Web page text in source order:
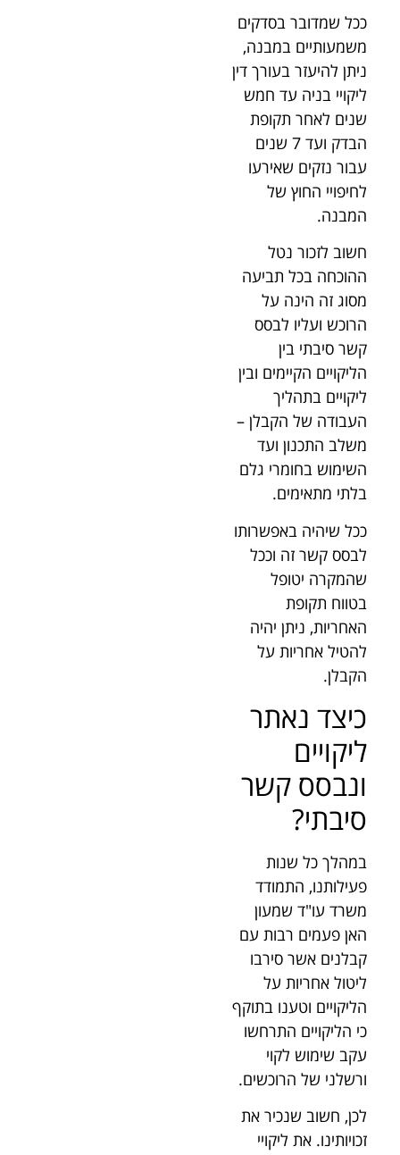
ככל שמדובר בסדקים
משמעותיים במבנה,
ניתן להיעזר בעורך דין
ליקויי בניה עד חמש
שנים לאחר תקופת
הבדק ועד 7 שנים
עבור נזקים שאירעו
לחיפויי החוץ של
המבנה.
חשוב לזכור נטל
ההוכחה בכל תביעה
מסוג זה הינה על
הרוכש ועליו לבסס
קשר סיבתי בין
הליקויים הקיימים ובין
ליקויים בתהליך
העבודה של הקבלן –
משלב התכנון ועד
השימוש בחומרי גלם
בלתי מתאימים.
ככל שיהיה באפשרותו
לבסס קשר זה וככל
שהמקרה יטופל
בטווח תקופת
האחריות, ניתן יהיה
להטיל אחריות על
הקבלן.
כיצד נאתר
ליקויים
ונבסס קשר
סיבתי?
במהלך כל שנות
פעילותנו, התמודד
משרד עו"ד שמעון
האן פעמים רבות עם
קבלנים אשר סירבו
ליטול אחריות על
הליקויים וטענו בתוקף
כי הליקויים התרחשו
עקב שימוש לקוי
ורשלני של הרוכשים.
לכן, חשוב שנכיר את
זכויותינו. את ליקויי